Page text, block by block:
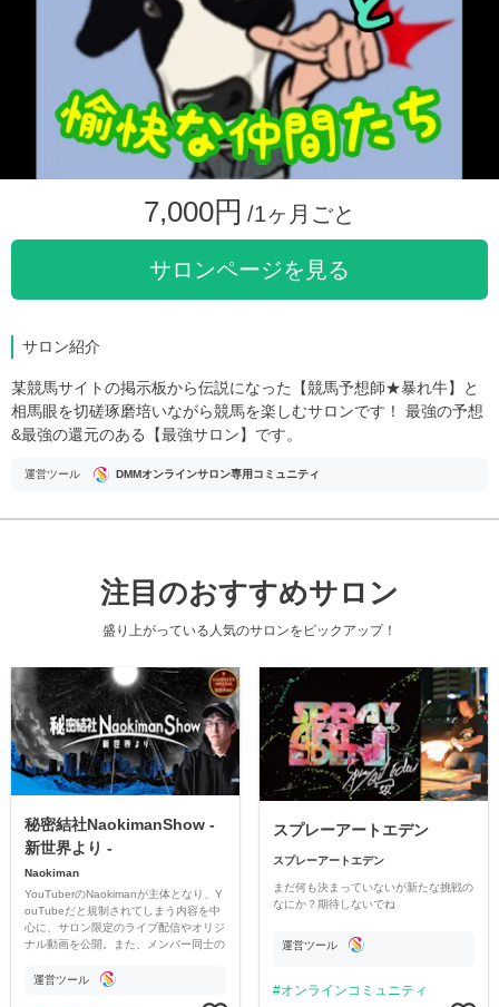
7,000円 /1ヶ月ごと
サロンページを見る
サロン紹介
某競馬サイトの掲示板から伝説になった【競馬予想師★暴れ牛】と
相馬眼を切磋琢磨培いながら競馬を楽しむサロンです！ 最強の予想
&最強の還元のある【最強サロン】です。
運営ツール DMMオンラインサロン専用コミュニティ
注目のおすすめサロン
盛り上がっている人気のサロンをピックアップ！
秘密結社NaokimanShow -
新世界より -
Naokiman
YouTuberのNaokimanが主体となり、Y
ouTubeだと規制されてしまう内容を中
心に、サロン限定のライブ配信やオリジ
ナル動画を公開。また、メンバー同士の
ただいています。
運営ツール
スプレーアートエデン
スプレーアートエデン
まだ何も決まっていないが新たな挑戦の
なにか？期待しないでね
運営ツール
オンラインコミュニティ